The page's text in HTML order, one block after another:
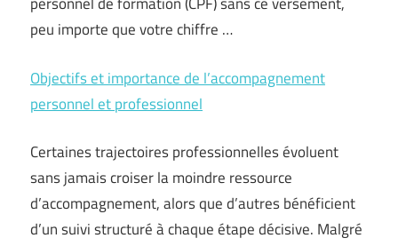
peu importe que votre chiffre …
Objectifs et importance de l’accompagnement
personnel et professionnel
Certaines trajectoires professionnelles évoluent
sans jamais croiser la moindre ressource
d’accompagnement, alors que d’autres bénéficient
d’un suivi structuré à chaque étape décisive. Malgré